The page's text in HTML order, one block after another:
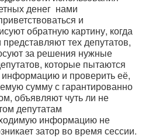
денег нами
и
обратную картину, когда
тех депутатов,
за решения нужные
которые пытаются
и проверить её,
сумму с гарантированно
объявляют чуть ли не
депутатам
информацию не
затор во время сессии.